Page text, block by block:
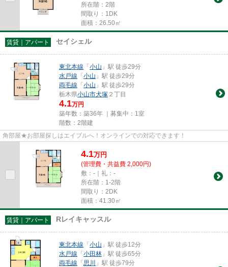
所在階：2階
間取り：1DK
面積：26.50㎡
賃貸｜アパート セイシェル
東北本線 「小山 」駅 徒歩29分
水戸線 「小山 」駅 徒歩29分
両毛線 「小山 」駅 徒歩29分
栃木県小山市犬塚 ２丁目
4.1万円
築年数：築36年 ｜募集中： 1室
階数：2階建
角部屋★お部屋探しはエイブルへ！オンラインでの対応できます！
4.1万円
(管理費・共益費 2,000円)
敷：-｜礼：-
所在階：1-2階
間取り：2DK
面積：41.30㎡
賃貸｜アパート Rレイキャッスル
東北本線 「小山 」駅 徒歩12分
水戸線 「小田林 」駅 徒歩65分
両毛線 「思川
」駅 徒歩79分